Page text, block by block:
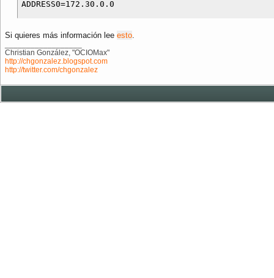
Si quieres más información lee esto.
Christian González, "OCIOMax"
http://chgonzalez.blogspot.com
http://twitter.com/chgonzalez